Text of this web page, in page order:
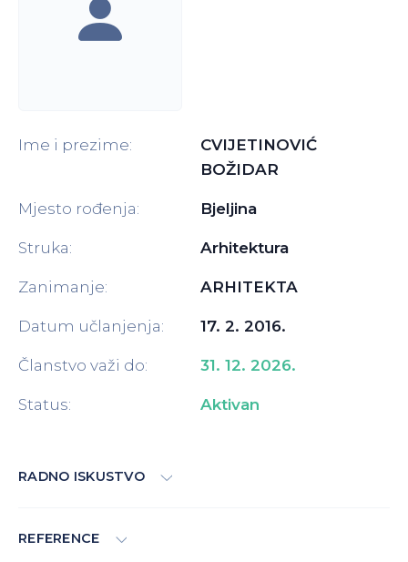
Ime i prezime:
CVIJETINOVIĆ
BOŽIDAR
Mjesto rođenja: Bjeljina
Struka: Arhitektura
Zanimanje: ARHITEKTA
Datum učlanjenja: 17. 2. 2016.
Članstvo važi do: 31. 12. 2026.
Status: Aktivan
RADNO ISKUSTVO
REFERENCE